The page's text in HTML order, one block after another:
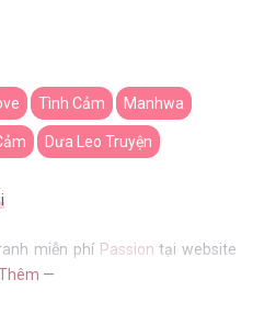
Tình Cảm Manhwa
Dưa Leo Truyện
miễn phí Passion tại website
—